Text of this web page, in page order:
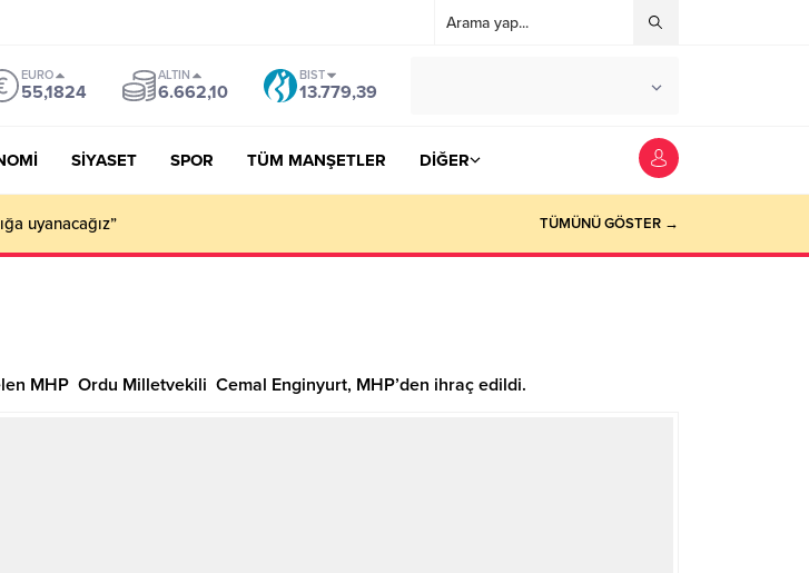
EURO
55,1824
ALTIN
6.662,10
BIST
13.779,39
SİYASET SPOR TÜM MANŞETLER DİĞER
uyanacağız” TÜMÜNÜ GÖSTER →
MHP Ordu Milletvekili Cemal Enginyurt, MHP’den ihraç edildi.